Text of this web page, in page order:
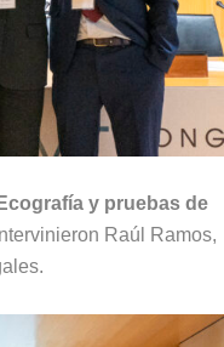
Ecografía y pruebas de
Raúl Ramos,